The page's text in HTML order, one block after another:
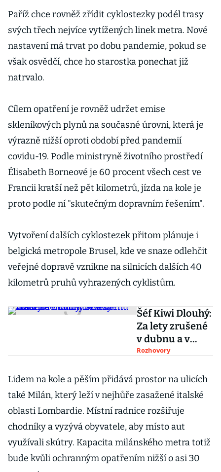
zákazům cest
zastavily, říká
Vodochody
Paříž chce rovněž zřídit cyklostezky podél trasy
svých třech nejvíce vytížených linek metra. Nové
nastavení má trvat po dobu pandemie, pokud se
však osvědčí, chce ho starostka ponechat již
natrvalo.
Cílem opatření je rovněž udržet emise
skleníkových plynů na současné úrovni, která je
výrazně nižší oproti období před pandemií
covidu-19. Podle ministryně životního prostředí
Élisabeth Borneové je 60 procent všech cest ve
Francii kratší než pět kilometrů, jízda na kole je
proto podle ní "skutečným dopravním řešením".
Vytvoření dalších cyklostezek přitom plánuje i
belgická metropole Brusel, kde ve snaze odlehčit
veřejné dopravě vznikne na silnicích dalších 40
kilometrů pruhů vyhrazených cyklistům.
Šéf Kiwi Dlouhý:
Za lety zrušené
v dubnu a v
květnu vracejí
strašně málo
Rozhovory
Lidem na kole a pěším přidává prostor na ulicích
také Milán, který leží v nejhůře zasažené italské
oblasti Lombardie. Místní radnice rozšiřuje
chodníky a vyzývá obyvatele, aby místo aut
využívali skútry. Kapacita milánského metra totiž
bude kvůli ochranným opatřením nižší o asi 30